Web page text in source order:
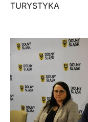
TURYSTYKA